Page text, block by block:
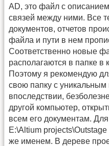
AD, это файл с
связей между ними. Все
документов, отчетов
файла и пути в нем
Соответственно новые
располагаются в папке в
Поэтому я рекомендую
свою папку с
впоследствии,
другой компьютер,
всем его документам.
E:\Altium
же именем. В дереве